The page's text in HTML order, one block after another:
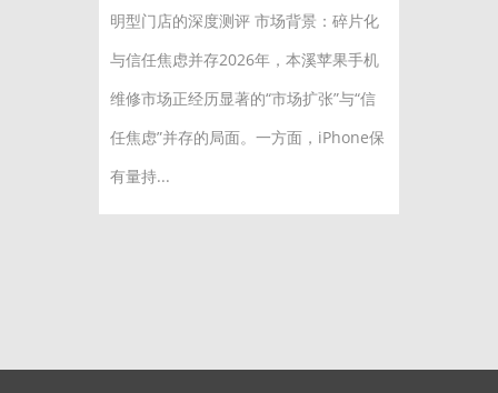
明型门店的深度测评 市场背景：碎片化
与信任焦虑并存2026年，本溪苹果手机
维修市场正经历显著的“市场扩张”与“信
任焦虑”并存的局面。一方面，iPhone保
有量持...